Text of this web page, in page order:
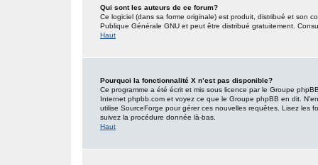
Qui sont les auteurs de ce forum?
Ce logiciel (dans sa forme originale) est produit, distribué et son
Publique Générale GNU et peut être distribué gratuitement.
Haut
Pourquoi la fonctionnalité X n’est pas disponible?
Ce programme a été écrit et mis sous licence par le Groupe
Internet phpbb.com et voyez ce que le Groupe phpBB en dit.
utilise SourceForge pour gérer ces nouvelles requêtes. Lisez les
suivez la procédure donnée là-bas.
Haut